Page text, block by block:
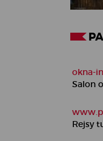
okna-
Salon
Rejsy